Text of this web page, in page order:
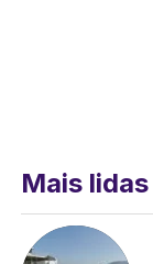
Mais lidas